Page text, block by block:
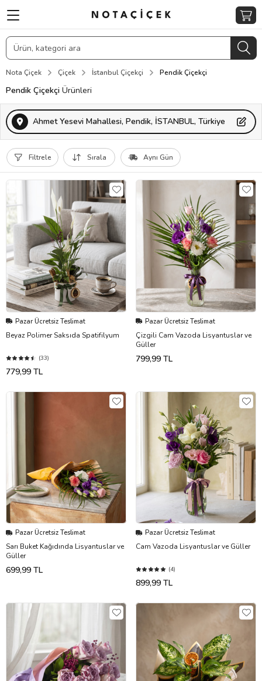
Nota Çiçek Çiçek İstanbul Çiçekçi Pendik Çiçekçi
Pendik Çiçekçi Ürünleri
Ahmet Yesevi Mahallesi, Pendik, İSTANBUL, Türkiye
Filtrele Sırala Aynı Gün
Pazar Ücretsiz Teslimat
Beyaz Polimer Saksıda Spatifilyum
(33)
779,99 TL
Pazar Ücretsiz Teslimat
Çizgili Cam Vazoda Lisyantuslar ve
Güller
799,99 TL
Pazar Ücretsiz Teslimat
Sarı Buket Kağıdında Lisyantuslar ve
Güller
699,99 TL
Pazar Ücretsiz Teslimat
Cam Vazoda Lisyantuslar ve Güller
(4)
899,99 TL